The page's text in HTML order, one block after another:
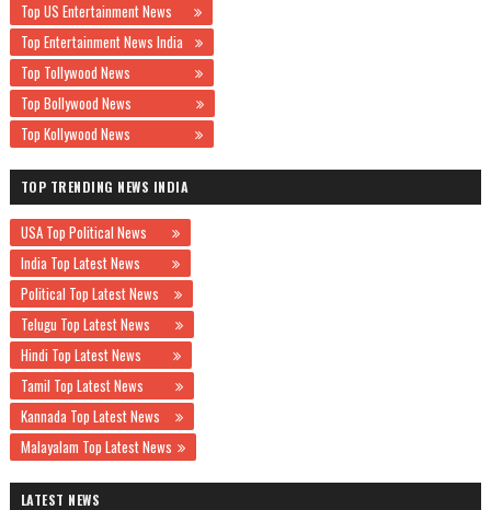
Top US Entertainment News
Top Entertainment News India
Top Tollywood News
Top Bollywood News
Top Kollywood News
TOP TRENDING NEWS INDIA
USA Top Political News
India Top Latest News
Political Top Latest News
Telugu Top Latest News
Hindi Top Latest News
Tamil Top Latest News
Kannada Top Latest News
Malayalam Top Latest News
LATEST NEWS